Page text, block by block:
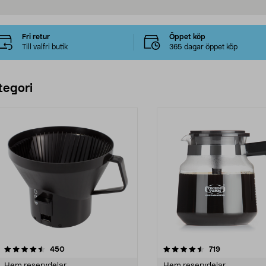
Fri retur
Till valfri butik
Öppet köp
365 dagar öppet köp
450recensioner
4.5 av 5 stjärnor 719recensioner
4.5 av 5 stjärnor